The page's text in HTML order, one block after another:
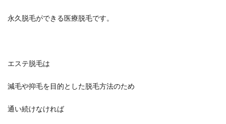
永久脱毛ができる医療脱毛です。
エステ脱毛は
減毛や抑毛を目的とした脱毛方法のため
通い続けなければ